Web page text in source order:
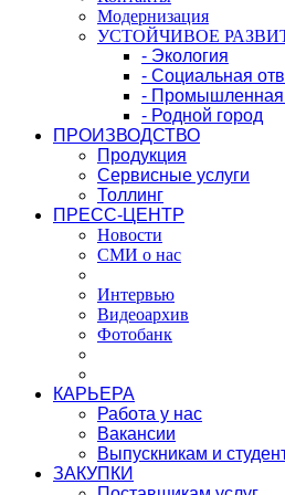
Модернизация
УСТОЙЧИВОЕ
- Экология
- Социальная
- Промышленная
- Родной город
ПРОИЗВОДСТВО
Продукция
Сервисные услуги
Толлинг
ПРЕСС-ЦЕНТР
Новости
СМИ о нас
Интервью
Видеоархив
Фотобанк
КАРЬЕРА
Работа у нас
Вакансии
Выпускникам и
ЗАКУПКИ